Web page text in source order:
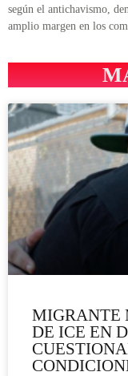
según el antichavismo,
amplio margen en los
MIGRANTE
DE ICE EN